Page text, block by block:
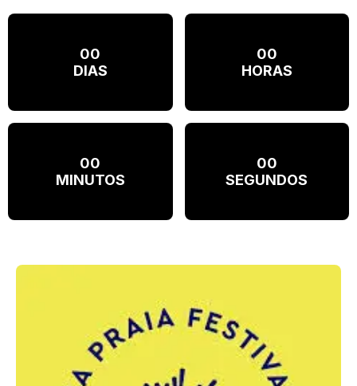
00
DIAS
00
HORAS
00
MINUTOS
00
SEGUNDOS